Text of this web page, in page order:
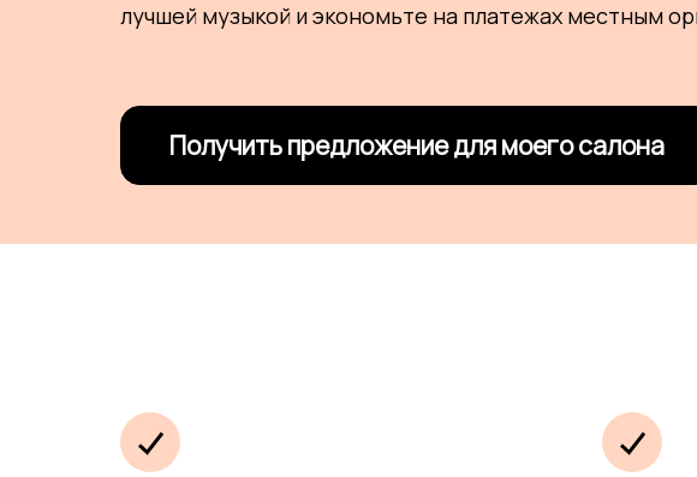
лучшей музыкой и экономьте на платежах местным
Получить предложение для моего салона